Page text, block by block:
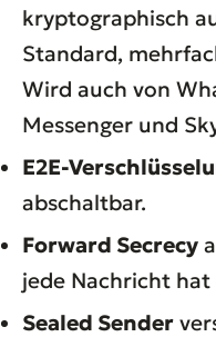
kryptographisch
Standard,
Wird auch von
Messenger und
E2E-
abschaltbar.
Forward Secrecy
jede Nachricht hat
Sealed Sender